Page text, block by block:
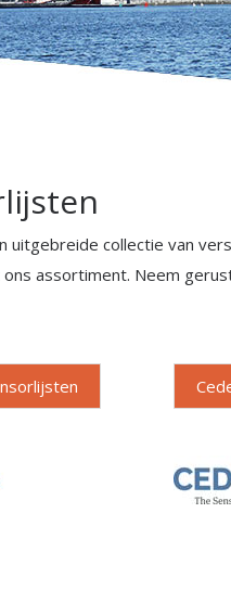
uitgebreide collectie van
assortiment. Neem